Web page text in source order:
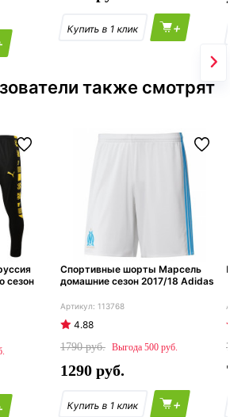
+
также смотрят
сезон
Спортивные шорты Марсель
домашние сезон 2017/18 Adidas
113768
4.88
1790
500
1290
+